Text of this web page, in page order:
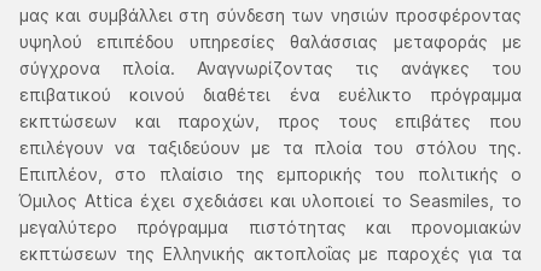
μας και συμβάλλει στη σύνδεση των νησιών προσφέροντας
υψηλού επιπέδου υπηρεσίες θαλάσσιας μεταφοράς με
σύγχρονα πλοία. Αναγνωρίζοντας τις ανάγκες του
επιβατικού κοινού διαθέτει ένα ευέλικτο πρόγραμμα
εκπτώσεων και παροχών, προς τους επιβάτες που
επιλέγουν να ταξιδεύουν με τα πλοία του στόλου της.
Επιπλέον, στο πλαίσιο της εμπορικής του πολιτικής ο
Όμιλος Attica έχει σχεδιάσει και υλοποιεί το Seasmiles, το
μεγαλύτερο πρόγραμμα πιστότητας και προνομιακών
εκπτώσεων της Ελληνικής ακτοπλοΐας με παροχές για τα